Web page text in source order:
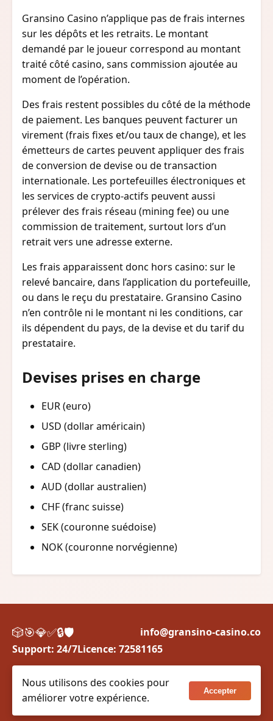
Gransino Casino n’applique pas de frais internes
sur les dépôts et les retraits. Le montant
demandé par le joueur correspond au montant
traité côté casino, sans commission ajoutée au
moment de l’opération.
Des frais restent possibles du côté de la méthode
de paiement. Les banques peuvent facturer un
virement (frais fixes et/ou taux de change), et les
émetteurs de cartes peuvent appliquer des frais
de conversion de devise ou de transaction
internationale. Les portefeuilles électroniques et
les services de crypto-actifs peuvent aussi
prélever des frais réseau (mining fee) ou une
commission de traitement, surtout lors d’un
retrait vers une adresse externe.
Les frais apparaissent donc hors casino: sur le
relevé bancaire, dans l’application du portefeuille,
ou dans le reçu du prestataire. Gransino Casino
n’en contrôle ni le montant ni les conditions, car
ils dépendent du pays, de la devise et du tarif du
prestataire.
Devises prises en charge
EUR (euro)
USD (dollar américain)
GBP (livre sterling)
CAD (dollar canadien)
AUD (dollar australien)
CHF (franc suisse)
SEK (couronne suédoise)
NOK (couronne norvégienne)
🎲🎯💎✅🔒🛡️
info@gransino-casino.co
Support: 24/7Licence: 72581165
2026 Gransino Casino.
Nous utilisons des cookies pour
améliorer votre expérience.
Accepter